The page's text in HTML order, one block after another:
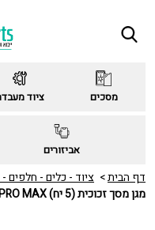
מסכים ציוד
אביזורים
דף הבית
ציוד - כלים - חלפים
מגן מסך זכוכית (5 יח) XIAOMI REDMI NOTE 10 PRO/PRO MAX